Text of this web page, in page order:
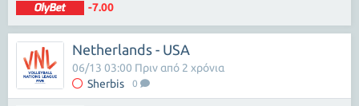
-7.00
Netherlands - USA
Sherbis 0
06/13 03:00 Πριν από 2 χρόνια